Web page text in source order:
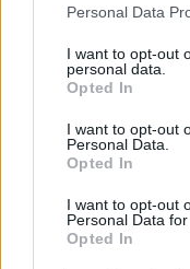
Please note that this
not limited to your
grant or deny
use your data for
consent section.
Personal Data
I want to opt-out
personal data.
Opted In
I want to opt-out
Personal Data.
Opted In
I want to opt-out
Personal Data
Opted In
Tiffany által
bepillantást
tárlaton
mutatnak be.
Kiállítás